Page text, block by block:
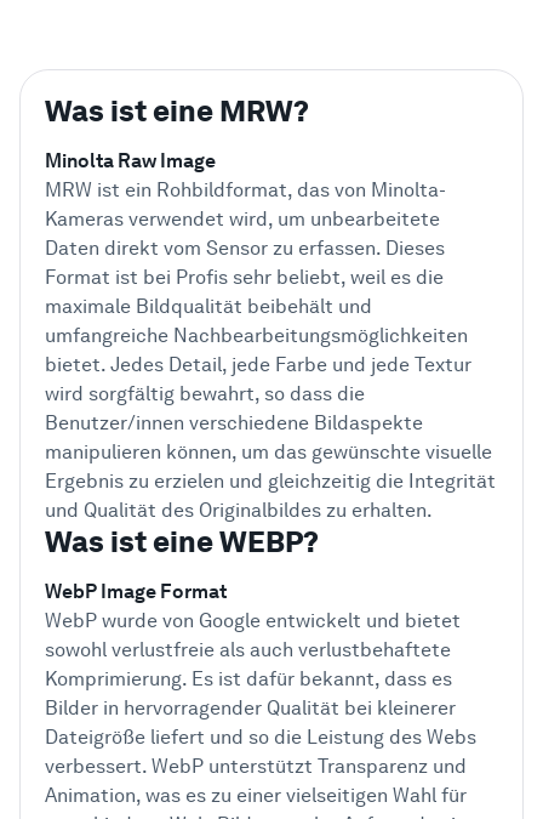
Was ist eine MRW?
Minolta Raw Image
MRW ist ein Rohbildformat, das von Minolta-
Kameras verwendet wird, um unbearbeitete
Daten direkt vom Sensor zu erfassen. Dieses
Format ist bei Profis sehr beliebt, weil es die
maximale Bildqualität beibehält und
umfangreiche Nachbearbeitungsmöglichkeiten
bietet. Jedes Detail, jede Farbe und jede Textur
wird sorgfältig bewahrt, so dass die
Benutzer/innen verschiedene Bildaspekte
manipulieren können, um das gewünschte visuelle
Ergebnis zu erzielen und gleichzeitig die Integrität
und Qualität des Originalbildes zu erhalten.
Was ist eine WEBP?
WebP Image Format
WebP wurde von Google entwickelt und bietet
sowohl verlustfreie als auch verlustbehaftete
Komprimierung. Es ist dafür bekannt, dass es
Bilder in hervorragender Qualität bei kleinerer
Dateigröße liefert und so die Leistung des Webs
verbessert. WebP unterstützt Transparenz und
Animation, was es zu einer vielseitigen Wahl für